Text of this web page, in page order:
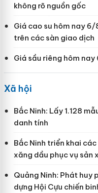
không rõ nguồn gốc
Giá cao su hôm nay
trên các sàn giao dịch
Giá sầu riêng hôm
Xã hội
Bắc Ninh: Lấy 1.128
danh tính
Bắc Ninh triển khai
xăng dầu phục vụ sản
Quảng Ninh: Phát huy
dựng Hội Cựu chiến